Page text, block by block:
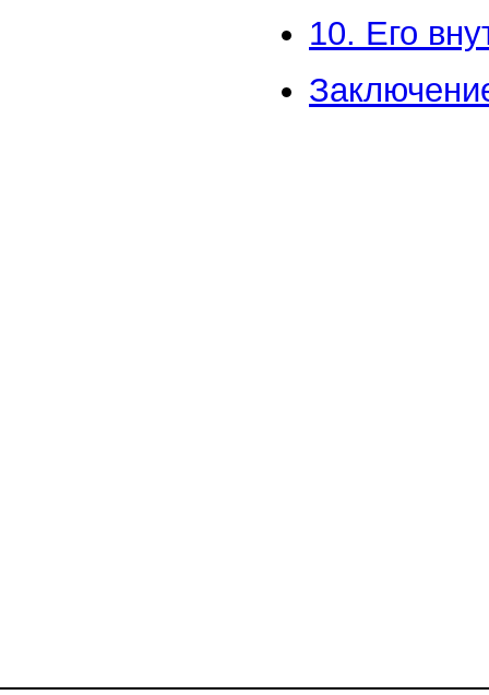
10. Его